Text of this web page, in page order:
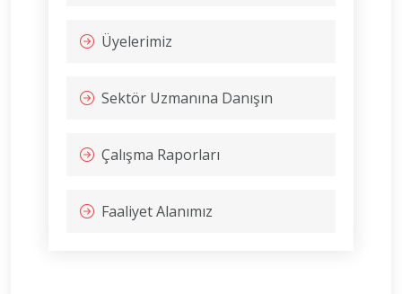
Üyelerimiz
Sektör Uzmanına Danışın
Çalışma Raporları
Faaliyet Alanımız